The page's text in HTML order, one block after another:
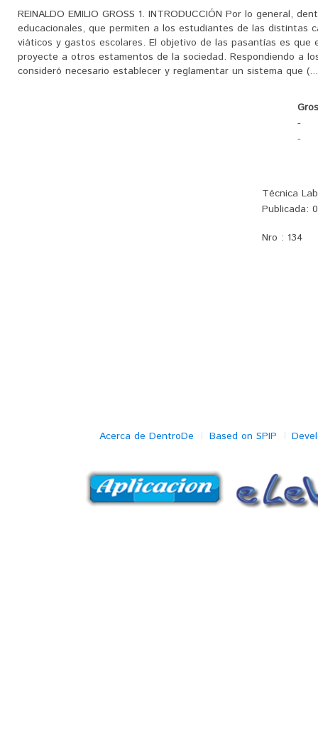
REINALDO EMILIO GROSS 1. INTRODUCCIÓN Por lo general,
educacionales, que permiten a los estudiantes de las distintas
viáticos y gastos escolares. El objetivo de las pasantías es que
proyecte a otros estamentos de la sociedad. Respondiendo a
consideró necesario establecer y reglamentar un sistema que
-
-
Técnica
Publicada:
Nro : 134
Acerca de DentroDe Based on SPIP